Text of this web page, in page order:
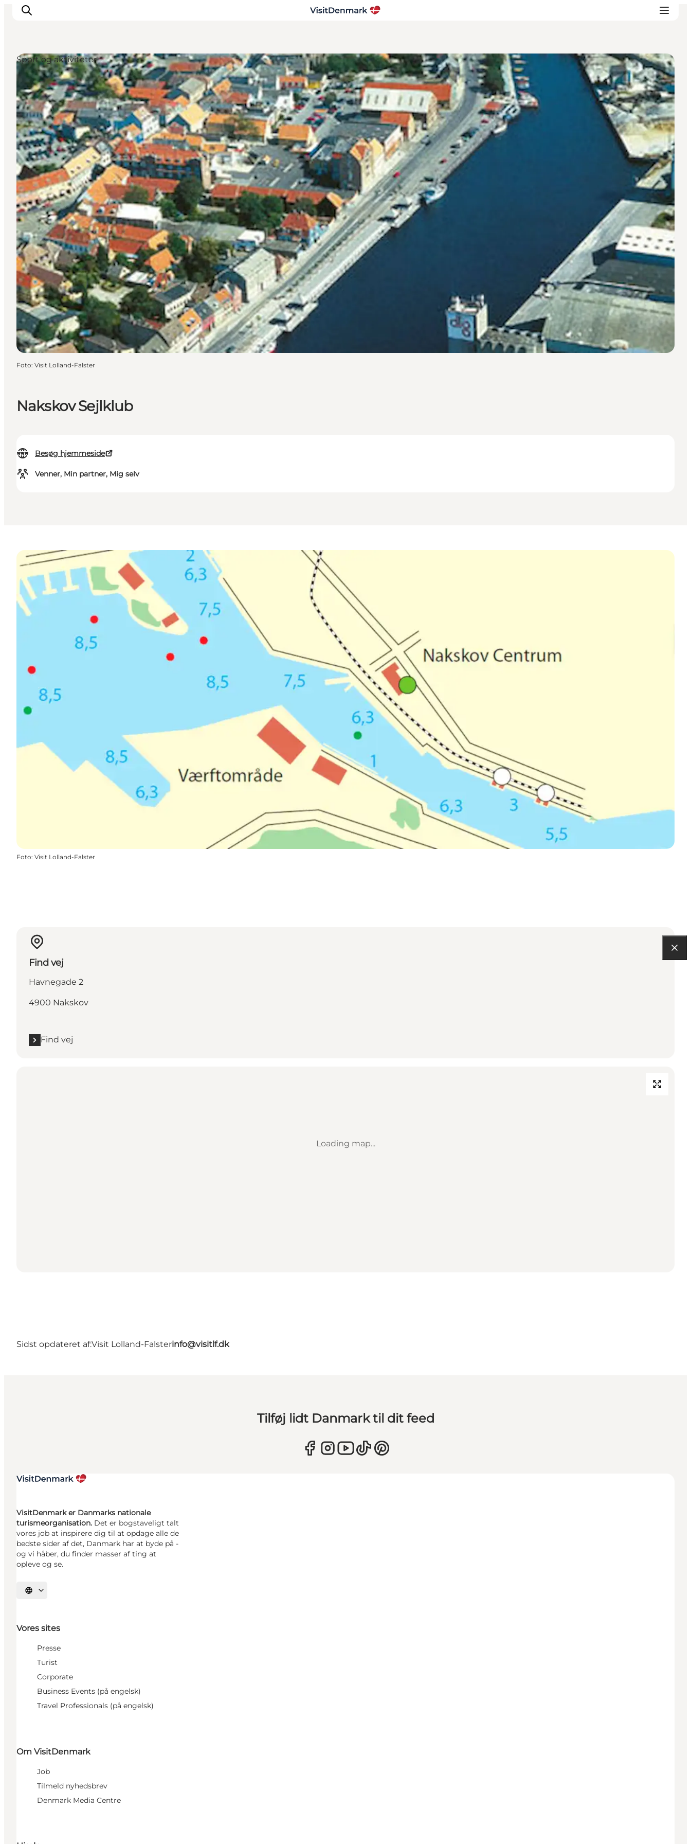
Inspiration
Destinationer
Oplevelser
Overnatning
Planlæg ferien
Nakskov Sejlklub
Besøg hjemmeside
Venner, Min partner, Mig selv
Sport og aktiviteter
Foto: Visit Lolland-Falster
Foto: Visit Lolland-Falster
Find vej
Havnegade 2
4900 Nakskov
Find vej
Loading map...
Sidst opdateret af:Visit Lolland-Falsterinfo@visitlf.dk
Tilføj lidt Danmark til dit feed
VisitDenmark er Danmarks nationale
turismeorganisation. Det er bogstaveligt talt
vores job at inspirere dig til at opdage alle de
bedste sider af det, Danmark har at byde på -
og vi håber, du finder masser af ting at
opleve og se.
Vælg sprog
Vores sites
Presse
Turist
Corporate
Business Events (på engelsk)
Travel Professionals (på engelsk)
Om VisitDenmark
Job
Tilmeld nyhedsbrev
Denmark Media Centre